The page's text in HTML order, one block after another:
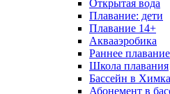
Открытая вода
Плавание: дети
Плавание 14+
Аквааэробика
Раннее плавание
Школа плавания
Бассейн в
Абонемент в